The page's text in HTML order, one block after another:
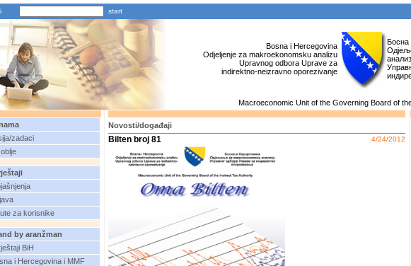
Bosna i Hercegovina
Odjeljenje za makroekonomsku analizu
Upravnog odbora Uprave za
indirektno-neizravno oporezivanje
Босна
Macroeconomic Unit of the Governing Board of
zadaci
za korisnike
by aranžman
BiH
i Hercegovina i MMF
Novosti/događaji
Bilten broj 81 4/24/2012